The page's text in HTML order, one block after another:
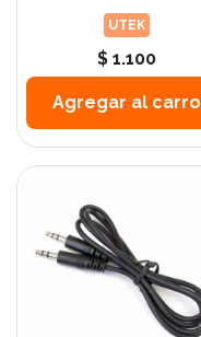
UTEK
$ 1.100
Agregar al carro